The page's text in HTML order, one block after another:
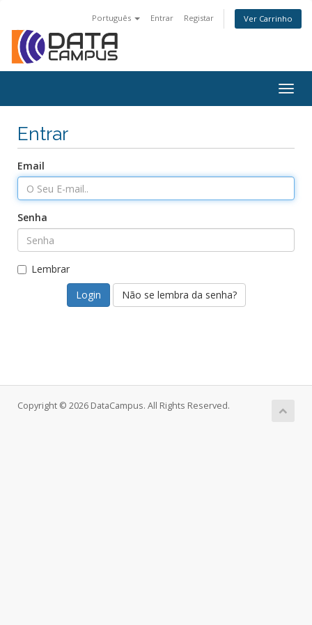
Português Entrar Registar Ver Carrinho
Entrar
Email
Senha
Lembrar
Não se lembra da senha?
Copyright © 2026 DataCampus. All Rights Reserved.